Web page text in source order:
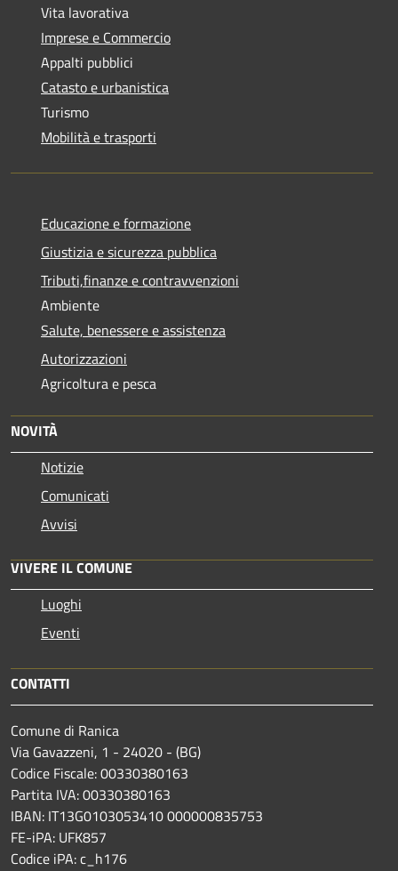
Vita lavorativa
Imprese e Commercio
Appalti pubblici
Catasto e urbanistica
Turismo
Mobilità e trasporti
Educazione e formazione
Giustizia e sicurezza pubblica
Tributi,finanze e contravvenzioni
Ambiente
Salute, benessere e assistenza
Autorizzazioni
Agricoltura e pesca
NOVITÀ
Notizie
Comunicati
Avvisi
VIVERE IL COMUNE
Luoghi
Eventi
CONTATTI
Comune di Ranica
Via Gavazzeni, 1 - 24020 - (BG)
Codice Fiscale: 00330380163
Partita IVA: 00330380163
IBAN: IT13G0103053410 000000835753
FE-iPA: UFK857
Codice iPA: c_h176